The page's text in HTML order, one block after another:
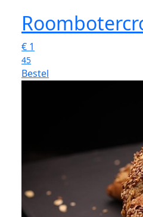
€ 1
45
Bestel